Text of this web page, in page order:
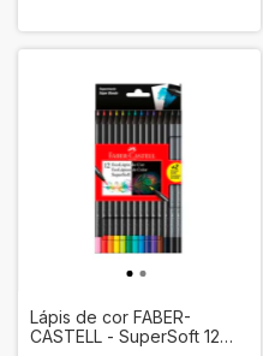
Lápis de cor FABER-
CASTELL - SuperSoft 12